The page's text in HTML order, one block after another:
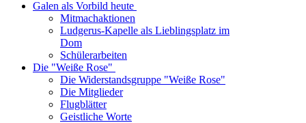
Galen als Vorbild heute
Mitmachaktionen
Ludgerus-Kapelle als Lieblingsplatz im
Dom
Schülerarbeiten
Die "Weiße Rose"
Die Widerstandsgruppe "Weiße Rose"
Die Mitglieder
Flugblätter
Geistliche Worte